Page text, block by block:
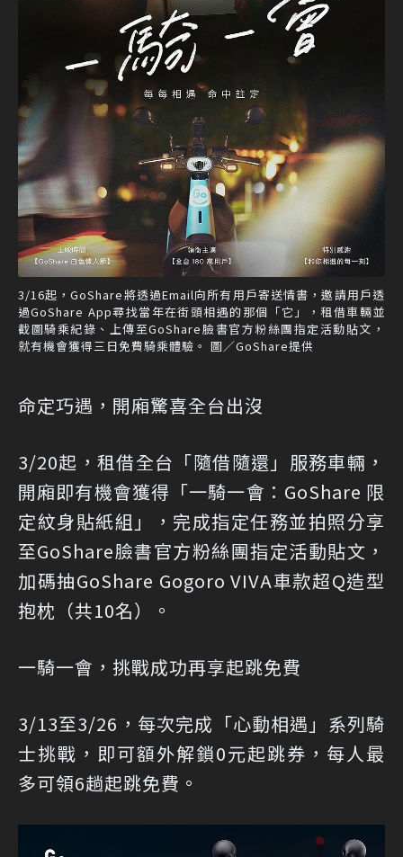
3/16起，GoShare將透過Email向所有用戶寄送情書，邀請用戶透
過GoShare App尋找當年在街頭相遇的那個「它」，租借車輛並
截圖騎乘紀錄、上傳至GoShare臉書官方粉絲團指定活動貼文，
就有機會獲得三日免費騎乘體驗。 圖／GoShare提供
命定巧遇，開廂驚喜全台出沒
3/20起，租借全台「隨借隨還」服務車輛，
開廂即有機會獲得「一騎一會：GoShare 限
定紋身貼紙組」，完成指定任務並拍照分享
至GoShare臉書官方粉絲團指定活動貼文，
加碼抽GoShare Gogoro VIVA車款超Q造型
抱枕（共10名）。
一騎一會，挑戰成功再享起跳免費
3/13至3/26，每次完成「心動相遇」系列騎
士挑戰，即可額外解鎖0元起跳券，每人最
多可領6趟起跳免費。